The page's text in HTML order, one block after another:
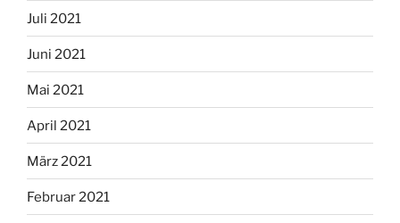
Juli 2021
Juni 2021
Mai 2021
April 2021
März 2021
Februar 2021